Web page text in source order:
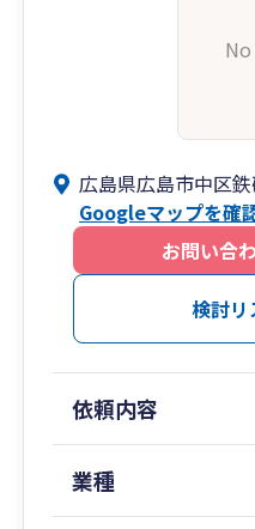
広島県広島市中区
Googleマップを確
お問い合
検討リ
依頼内容
業種